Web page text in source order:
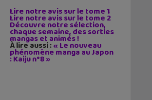
Lire notre avis sur le tome 1
Lire notre avis sur le tome 2
Découvre notre sélection,
chaque semaine, des sorties
mangas et animés !
À lire aussi :« Le nouveau
phénomène manga au Japon
: Kaiju n°8 »